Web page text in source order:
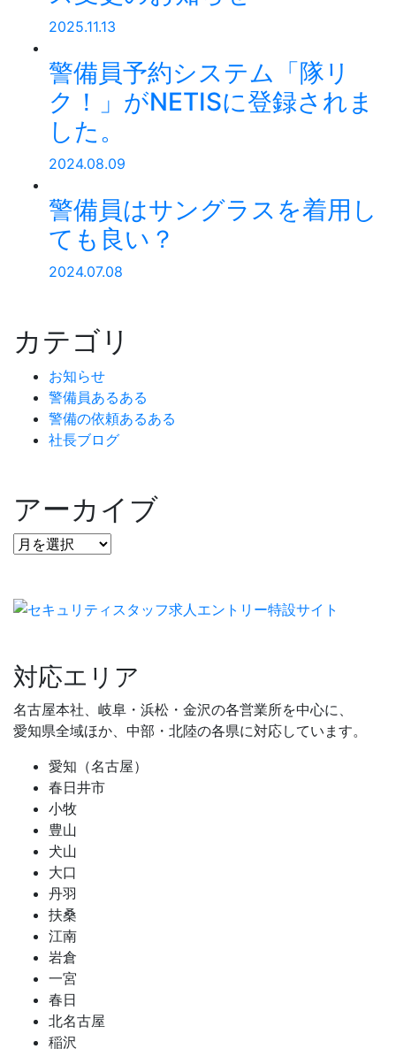
2025.11.13
警備員予約システム「隊リ
ク！」がNETISに登録されま
した。
2024.08.09
警備員はサングラスを着用し
ても良い？
2024.07.08
カテゴリ
お知らせ
警備員あるある
警備の依頼あるある
社長ブログ
アーカイブ
対応エリア
名古屋本社、岐阜・浜松・金沢の各営業所を中心に、
愛知県全域ほか、中部・北陸の各県に対応しています。
愛知（名古屋）
春日井市
小牧
豊山
犬山
大口
丹羽
扶桑
江南
岩倉
一宮
春日
北名古屋
稲沢